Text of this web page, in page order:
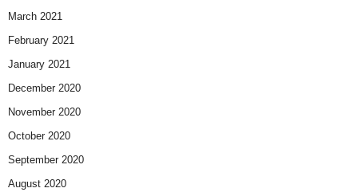
March 2021
February 2021
January 2021
December 2020
November 2020
October 2020
September 2020
August 2020